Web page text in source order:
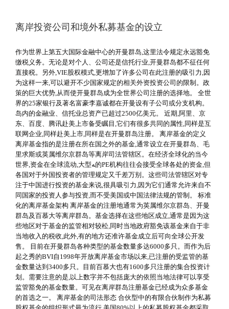
离岸投资公司和境外私募基金的设立
作为世界上第五大国际金融中心的开曼群岛,这里法令规定永远豁免
缴税义务。无论是对个人、公司还是信托行业,开曼群岛都不征任何
直接税。另外,VIE股权模式,更增加了许多公司在此注册的吸引力,因
为这样一来,可以避开不少国家规定的相关外资投资公司的限制。政
策的巨大优势,从而使开曼群岛成为全世界公司注册的选择地。 全世
界的25家银行及著名富豪李嘉诚都在开曼设有子公司或分支机构。
岛内的金融业、信托业总资产已超过2500亿美元。 近期,阿里、京
东、百度、腾讯赴美上市备受瞩目,它们有很多共同的属性,同样是互
联网企业,同样赴美上市,同样是在开曼群岛注册。 离岸基金的定义
离岸基金指的是注册在所在国之外的基金,通常设立在开曼群岛、毛
里求斯或英属维尔京群岛等离岸司法管辖区。在经济全球化的当今
世界,资金在全球流动,大型ﻪ的PE机构往往会接受全球各处的资金,但
各国对于外国投资者的管理规定又千差万别。这些司法管辖区对专
注于中国进行投资的基金来说,很具吸引力,因为它们通常允许来自不
同国家的投资人参与投资,而不受美国或中国法律法规的管制。 标准
化的离岸基金架构 离岸基金的注册地通常为英属维尔京群岛、开曼
群岛及百慕大等离岸群岛。基金选择在这些地区成立,通常是因为这
些地区对于基金的监管相对较松,同时当地政府豁免该基金来自于非
当地收入的税收,此外,有的地方还准许基金成立后可向全球公开发
售。 目前在开曼群岛各种类型的基金数量多达6000多只。而作为后
起之秀的BVI自1998年开放离岸基金市场以来,已注册的受监管的基
金数量达到3400多只。目前百慕大也有1600多只注册的集合投资计
划。需要注意的是,以上数字并不包括庞大的依照当地法律可以享受
监管豁免的基金数量。可见在离岸群岛注册基金已经成为众多基金
的首选之一。 离岸基金的司法形态 合伙型中的有限合伙制作为私募